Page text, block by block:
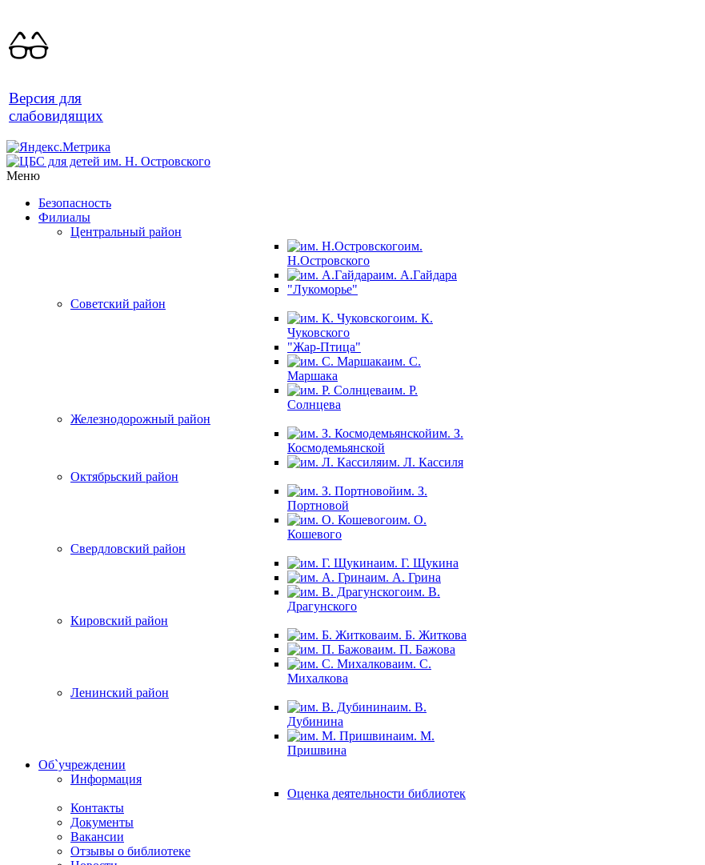
Версия для
слабовидящих
Меню
Безопасность
Филиалы
Центральный район
им.
Н.Островского
им. А.Гайдара
"Лукоморье"
Советский район
им. К.
Чуковского
"Жар-Птица"
им. С.
Маршака
им. Р.
Солнцева
Железнодорожный район
им. З.
Космодемьянской
им. Л. Кассиля
Октябрьский район
им. З.
Портновой
им. О.
Кошевого
Свердловский район
им. Г. Щукина
им. А. Грина
им. В.
Драгунского
Кировский район
им. Б. Житкова
им. П. Бажова
им. С.
Михалкова
Ленинский район
им. В.
Дубинина
им. М.
Пришвина
Об`учреждении
Информация
Оценка деятельности библиотек
Контакты
Документы
Вакансии
Отзывы о библиотеке